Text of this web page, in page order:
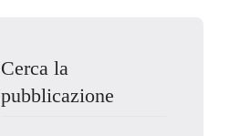
Cerca la
pubblicazione